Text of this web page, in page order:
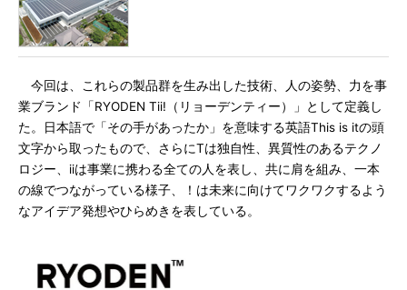
今回は、これらの製品群を生み出した技術、人の姿勢、力を事
業ブランド「RYODEN Tii!（リョーデンティー）」として定義し
た。日本語で「その手があったか」を意味する英語This is itの頭
文字から取ったもので、さらにTは独自性、異質性のあるテクノ
ロジー、iiは事業に携わる全ての人を表し、共に肩を組み、一本
の線でつながっている様子、！は未来に向けてワクワクするよう
なアイデア発想やひらめきを表している。